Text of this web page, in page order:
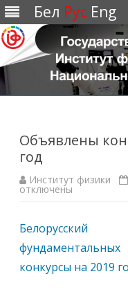
Бел Рус Eng
Объявлены
год
Институт физики
отключены
Белорусский
конкурсы на 2019